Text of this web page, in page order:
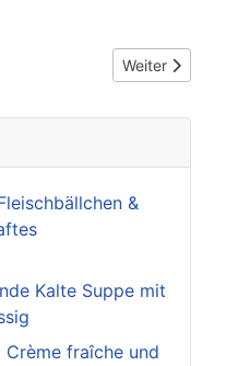
Einbahnregelung und
Nächster
Weiter
&
Kalte Suppe mit
Crème fraîche und